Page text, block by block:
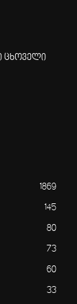
ცხოველი
1869
145
80
73
60
33